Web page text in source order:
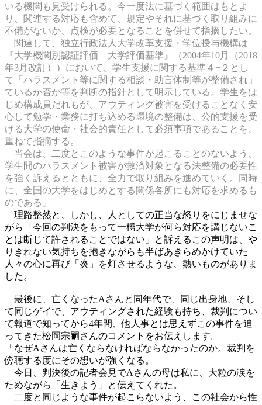
いる機関も見受けられる。今一度法に基づく範囲はもとよ
り、関連する対応も含めて、規定やそれに基づく取り組みに
不備がないか、点検が必要となることを併せて指摘したい。
関連して、独立行政法人大学改革支援・学位授与機構は
『大学機関別認証評価 大学評価基準』（2004年10月（2018
年3月改訂））において、学生支援に関する基準４−２とし
て「ハラスメント等に関する相談・助言体制等が整備され」
ているか否か等を判断の指針として明示している。学生をは
じめ構成員だれもが、アウティング被害を受けることなく安
心して勉学・業務に打ち込める環境の整備は、公的支援を受
ける大学の使命・社会的責任として必須事項であることを、
重ねて指摘する。
当会は、二度とこのような事件が起こることのないよう、
学生間のハラスメント被害が救済対象となる法整備の必要性
を強く訴えるとともに、全力で取り組みを進めていく。同時
に、全国の大学をはじめとする関係各所にも対応を求めるも
のである」
理路整然と、しかし、人としての正当な怒りをにじませな
がら「今回の判決をもって一橋大学が何ら対応を講じないこ
とは断じて許されることではない」と訴えるこの声明は、や
りきれない気持ちを抱きながらも半ばあきらめかけていた
人々の心に再び「炎」を灯させるような、熱いものがありま
した。
最後に、亡くなったAさんと同年代で、同じ出身地、そし
て同じゲイで、アウティングされた経験も持ち、裁判につい
て報道で知ってから4年間、他人事とは思えずこの事件を追
ってきた松岡宗嗣さんのコメントをお伝えします。
「なぜAさんは亡くならなければならなかったのか。裁判を
傍聴する度にその想いが強くなる。
今日、判決後の記者会見でAさんの母は私に、大粒の涙を
ためながら「生きよう」と伝えてくれた。
二度と同じような事件が起こらないよう、この社会から性